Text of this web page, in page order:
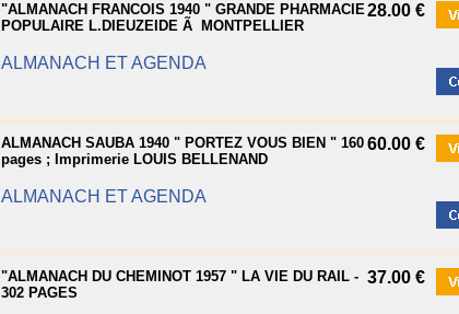
"ALMANACH FRANCOIS 1940 " GRANDE PHARMACIE
POPULAIRE L.DIEUZEIDE Ã MONTPELLIER
ALMANACH ET AGENDA
28.00 €
ALMANACH SAUBA 1940 " PORTEZ VOUS BIEN " 160
pages ; Imprimerie LOUIS BELLENAND
ALMANACH ET AGENDA
60.00 €
"ALMANACH DU CHEMINOT 1957 " LA VIE DU RAIL -
302 PAGES
37.00 €